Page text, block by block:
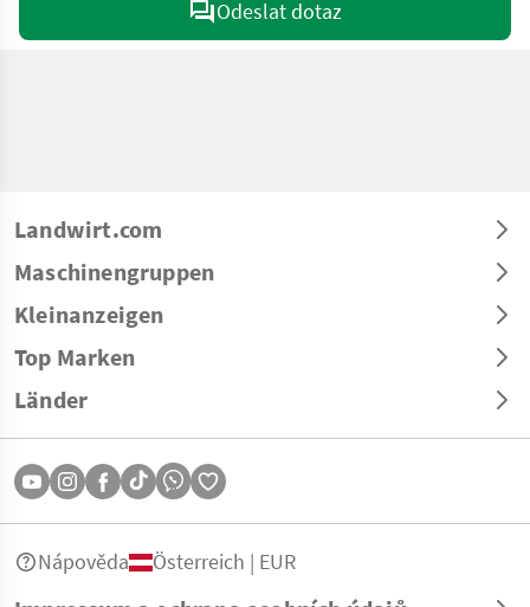
Odeslat dotaz
Landwirt.com
Maschinengruppen
Kleinanzeigen
Top Marken
Länder
Nápověda Österreich | EUR